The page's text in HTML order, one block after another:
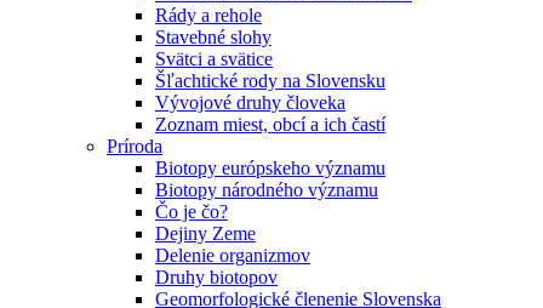
Rády a rehole
Stavebné slohy
Svätci a svätice
Šľachtické rody na Slovensku
Vývojové druhy človeka
Zoznam miest, obcí a ich častí
Príroda
Biotopy európskeho významu
Biotopy národného významu
Čo je čo?
Dejiny Zeme
Delenie organizmov
Druhy biotopov
Geomorfologické členenie Slovenska